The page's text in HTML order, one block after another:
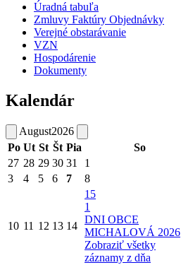
Úradná tabuľa
Zmluvy Faktúry Objednávky
Verejné obstarávanie
VZN
Hospodárenie
Dokumenty
Kalendár
August2026
Po Ut St Št Pia So
27 28 29 30 31 1
3
4 5 6 7 8
10 11 12 13 14
15
1
DNI OBCE
MICHALOVÁ 2026
Zobraziť všetky
záznamy z dňa